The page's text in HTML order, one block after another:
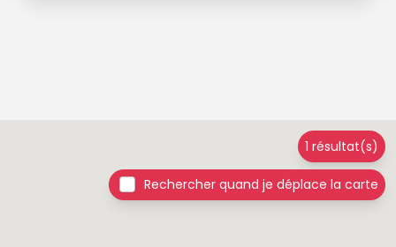
1 résultat(s)
Rechercher quand je déplace la carte